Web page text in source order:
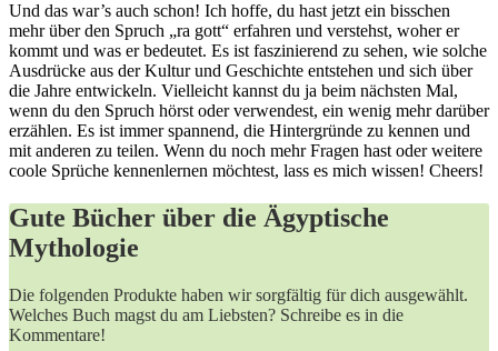
Und das‌ war’s auch⁤ schon! Ich hoffe, du hast jetzt ein bisschen
mehr⁢ über den Spruch „ra gott“ erfahren‍ und ⁤verstehst, woher er
kommt und was er bedeutet. Es ‌ist faszinierend zu ‍sehen, wie solche
​Ausdrücke aus der Kultur und Geschichte entstehen und sich⁣ über
die Jahre entwickeln. Vielleicht ‍kannst du ja​ beim nächsten‌ Mal,
wenn ⁣du den Spruch hörst⁢ oder verwendest, ein ‌wenig mehr darüber
erzählen. Es ist immer spannend, die ‍Hintergründe ⁢zu kennen und⁢
mit anderen zu ⁢teilen.⁢ Wenn⁢ du⁢ noch mehr Fragen hast⁤ oder‍ weitere
coole Sprüche kennenlernen möchtest, lass es mich ⁢wissen! Cheers!
Gute Bücher über die Ägyptische
Mythologie
Die folgenden Produkte haben wir sorgfältig für dich ausgewählt.
Welches Buch magst du am Liebsten? Schreibe es in die
Kommentare!